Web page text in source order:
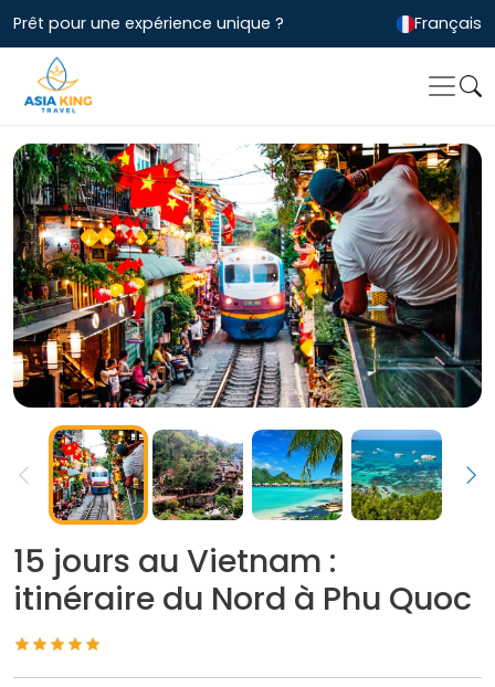
Prêt pour une expérience unique ? Français
15 jours au Vietnam :
itinéraire du Nord à Phu Quoc